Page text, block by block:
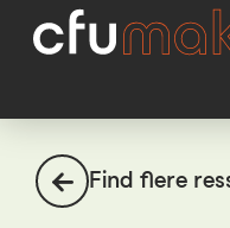
Find flere